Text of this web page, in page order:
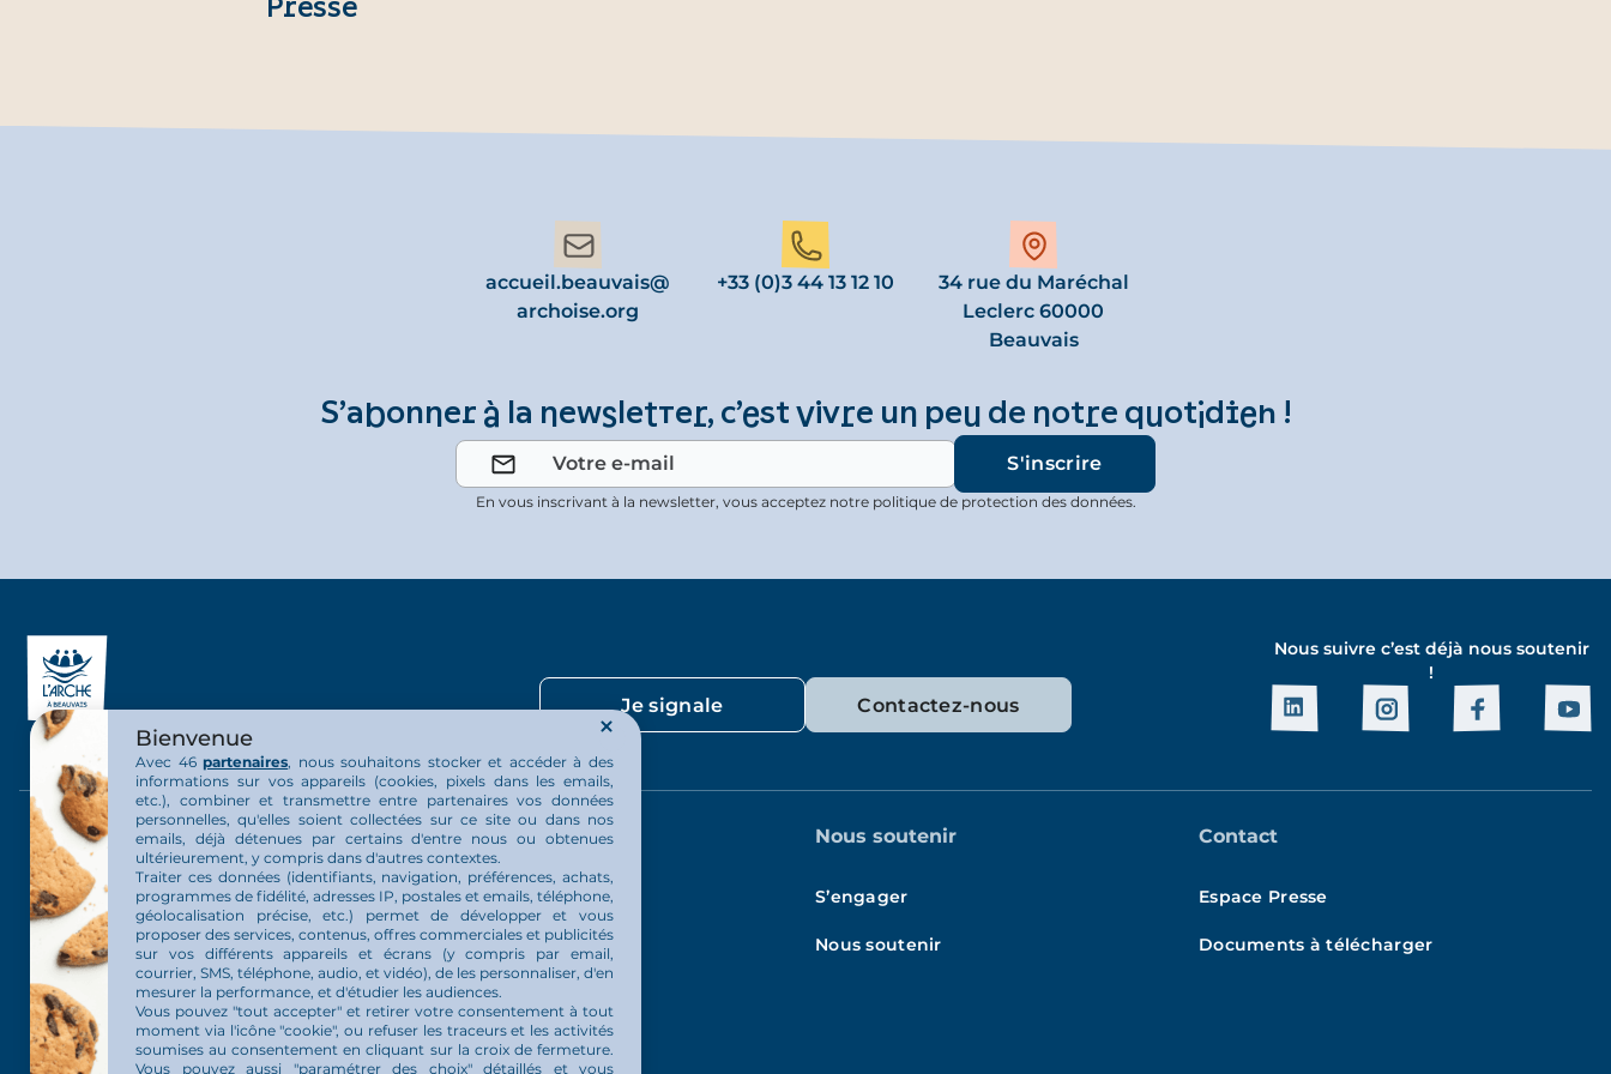
Presse
accueil.beauvais@
archoise.org
+33 (0)3 44 13 12 10
34 rue du Maréchal
Leclerc 60000
Beauvais
S’abonner à la newsletter, c’est vivre un peu de notre quotidien !
En vous inscrivant à la newsletter, vous acceptez notre politique de protection des données.
Je signale Contactez-nous
Nous suivre c’est déjà nous soutenir
!
La communauté
Présentation communauté
Organisation de la communauté
Nos projets
L’Arche en France
La vie au quotidien
Nos activités
Actualités
Nous soutenir
S’engager
Nous soutenir
Contact
Espace Presse
Documents à télécharger
Bienvenue
Avec 46partenaires, nous souhaitons stocker et accéder à des
informations sur vos appareils (cookies, pixels dans les emails,
etc.), combiner et transmettre entre partenaires vos données
personnelles, qu'elles soient collectées sur ce site ou dans nos
emails, déjà détenues par certains d'entre nous ou obtenues
ultérieurement, y compris dans d'autres contextes.
Traiter ces données (identifiants, navigation, préférences, achats,
programmes de fidélité, adresses IP, postales et emails, téléphone,
géolocalisation précise, etc.) permet de développer et vous
proposer des services, contenus, offres commerciales et publicités
sur vos différents appareils et écrans (y compris par email,
courrier, SMS, téléphone, audio, et vidéo), de les personnaliser, d'en
mesurer la performance, et d'étudier les audiences.
Vous pouvez "tout accepter" et retirer votre consentement à tout
moment via l'icône "cookie", ou refuser les traceurs et les activités
soumises au consentement en cliquant sur la croix de fermeture.
Vous pouvez aussi "paramétrer des choix" détaillés et vous